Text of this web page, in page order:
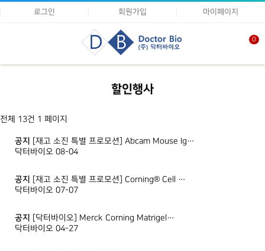
로그인 회원가입 마이페이지
0
할인행사
전체 13건 1 페이지
공지
[재고 소진 특별 프로모션] Abcam Mouse Ig…
닥터바이오 08-04
공지
[재고 소진 특별 프로모션] Corning® Cell …
닥터바이오 07-07
공지
[닥터바이오] Merck Corning Matrigel…
닥터바이오 04-27